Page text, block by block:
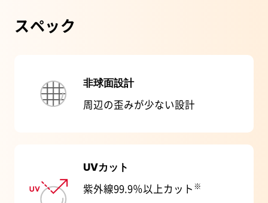
スペック
非球面設計
周辺の歪みが少ない設計
UVカット
紫外線99.9％以上カット ※